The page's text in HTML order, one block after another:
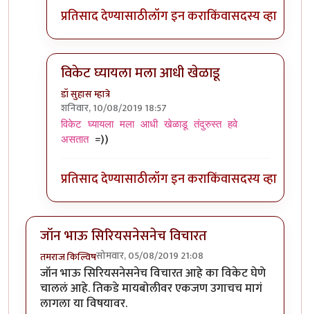
प्रतिसाद देण्यासाठीलॉग इन कराकिंवासदस्य व्हा
विकेट घ्यायला मला आधी खेळाडू
डॉ सुहास म्हात्रे
शनिवार, 10/08/2019 18:57
In reply to कान बंद केल्यावर जर आवाज ऐकू
विकेट घ्यायला मला आधी खेळाडू तंदुरुस्त हवे
असतात =))
प्रतिसाद देण्यासाठीलॉग इन कराकिंवासदस्य व्हा
जॉन भाऊ सिरियसनेसनेच विचारत
तमराज किल्विषसोमवार, 05/08/2019 21:08
जॉन भाऊ सिरियसनेसनेच विचारत आहे का विकेट घेणे
चाललं आहे. तिकडे मायबोलीवर एकजण उगाचच मागं
लागला या विषयावर.